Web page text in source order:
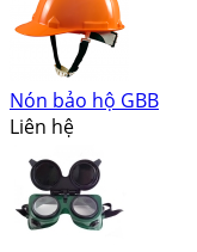
Nón bảo hộ GBB
Liên hệ